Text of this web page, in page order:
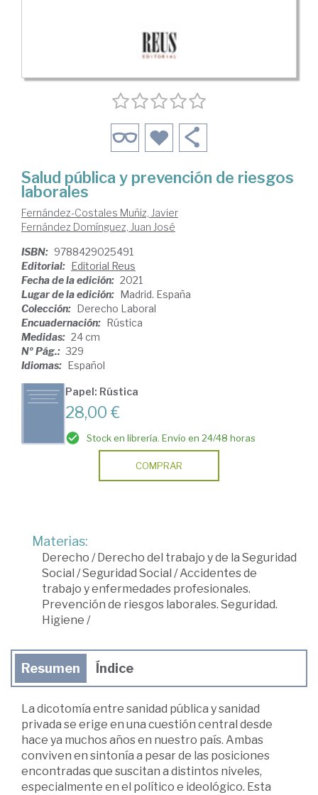
Salud pública y prevención de riesgos
laborales
Fernández-Costales Muñiz, Javier
Fernández Domínguez, Juan José
ISBN: 9788429025491
Editorial: Editorial Reus
Fecha de la edición: 2021
Lugar de la edición: Madrid. España
Colección: Derecho Laboral
Encuadernación: Rústica
Medidas: 24 cm
Nº Pág.: 329
Idiomas: Español
Papel: Rústica
28,00 €
Stock en librería. Envío en 24/48 horas
COMPRAR
Materias:
Derecho /Derecho del trabajo y de la Seguridad
Social /Seguridad Social /Accidentes de
trabajo y enfermedades profesionales.
Prevención de riesgos laborales. Seguridad.
Higiene /
Resumen Índice
La dicotomía entre sanidad pública y sanidad
privada se erige en una cuestión central desde
hace ya muchos años en nuestro país. Ambas
conviven en sintonía a pesar de las posiciones
encontradas que suscitan a distintos niveles,
especialmente en el político e ideológico. Esta